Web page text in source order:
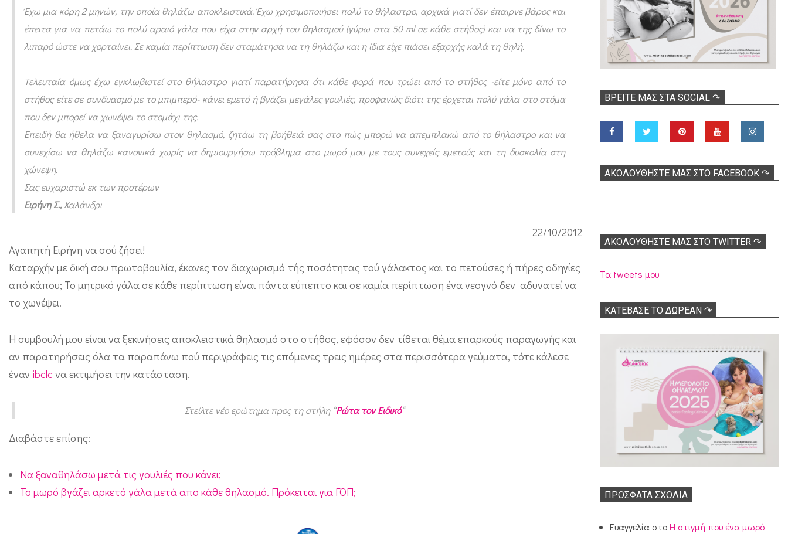
ζ
ε
ι
κ
ν
ε
ι
ε
ό
Έχω μια κόρη 2 μηνών, την οποία θηλάζω αποκλειστικά. Έχω χρησιμοποιήσει πολύ το θήλαστρο, αρχικά γιατί δεν έπαιρνε βάρος και
έπειτα για να πετάω το πολύ αραιό γάλα που είχα στην αρχή του θηλασμού (γύρω στα 50 ml σε κάθε στήθος) και να της δίνω το
λιπαρό ώστε να χορταίνει. Σε καμία περίπτωση δεν σταμάτησα να τη θηλάζω και η ίδια είχε πιάσει εξαρχής καλά τη θηλή.
Τελευταία όμως έχω εγκλωβιστεί στο θήλαστρο γιατί παρατήρησα ότι κάθε φορά που τρώει από το στήθος -είτε μόνο από το
στήθος είτε σε συνδυασμό με το μπιμπερό- κάνει εμετό ή βγάζει μεγάλες γουλιές, προφανώς διότι της έρχεται πολύ γάλα στο στόμα
που δεν μπορεί να χωνέψει το στομάχι της.
Επειδή θα ήθελα να ξαναγυρίσω στον θηλασμό, ζητάω τη βοήθειά σας στο πώς μπορώ να απεμπλακώ από το θήλαστρο και να
συνεχίσω να θηλάζω κανονικά χωρίς να δημιουργήσω πρόβλημα στο μωρό μου με τους συνεχείς εμετούς και τη δυσκολία στη
χώνεψη.
Σας ευχαριστώ εκ των προτέρων
Ειρήνη Σ.,Χαλάνδρι
22/10/2012
Αγαπητή Ειρήνη να σού ζήσει!
Καταρχήν με δική σου πρωτοβουλία, έκανες τον διαχωρισμό τής ποσότητας τού γάλακτος και το πετούσες ή πήρες οδηγίες
από κάπου; Το μητρικό γάλα σε κάθε περίπτωση είναι πάντα εύπεπτο και σε καμία περίπτωση ένα νεογνό δεν αδυνατεί να
το χωνέψει.
Η συμβουλή μου είναι να ξεκινήσεις αποκλειστικά θηλασμό στο στήθος, εφόσον δεν τίθεται θέμα επαρκούς παραγωγής και
αν παρατηρήσεις όλα τα παραπάνω πού περιγράφεις τις επόμενες τρεις ημέρες στα περισσότερα γεύματα, τότε κάλεσε
έναν ibclcνα εκτιμήσει την κατάσταση.
Στείλτε νέο ερώτημα προς τη στήλη “Ρώτα τον Ειδικό“
Διαβάστε επίσης:
Να ξαναθηλάσω μετά τις γουλιές που κάνει;
Το μωρό βγάζει αρκετό γάλα μετά απο κάθε θηλασμό. Πρόκειται για ΓΟΠ;
ΒΡΕΊΤΕ ΜΑΣ ΣΤΑ SOCIAL ↷
ΑΚΟΛOΥΘΉΣΤΕ ΜΑΣ ΣΤΟ FACEBOOK ↷
ΑΚΟΛΟΥΘΉΣΤΕ ΜΑΣ ΣΤΟ TWITTER ↷
Τα tweets μου
ΚΑΤΕΒΑΣΕ ΤΟ ΔΩΡΕΑΝ ↷
ΠΡΌΣΦΑΤΑ ΣΧΌΛΙΑ
Ευαγγελία στοΗ στιγμή που ένα μωρό